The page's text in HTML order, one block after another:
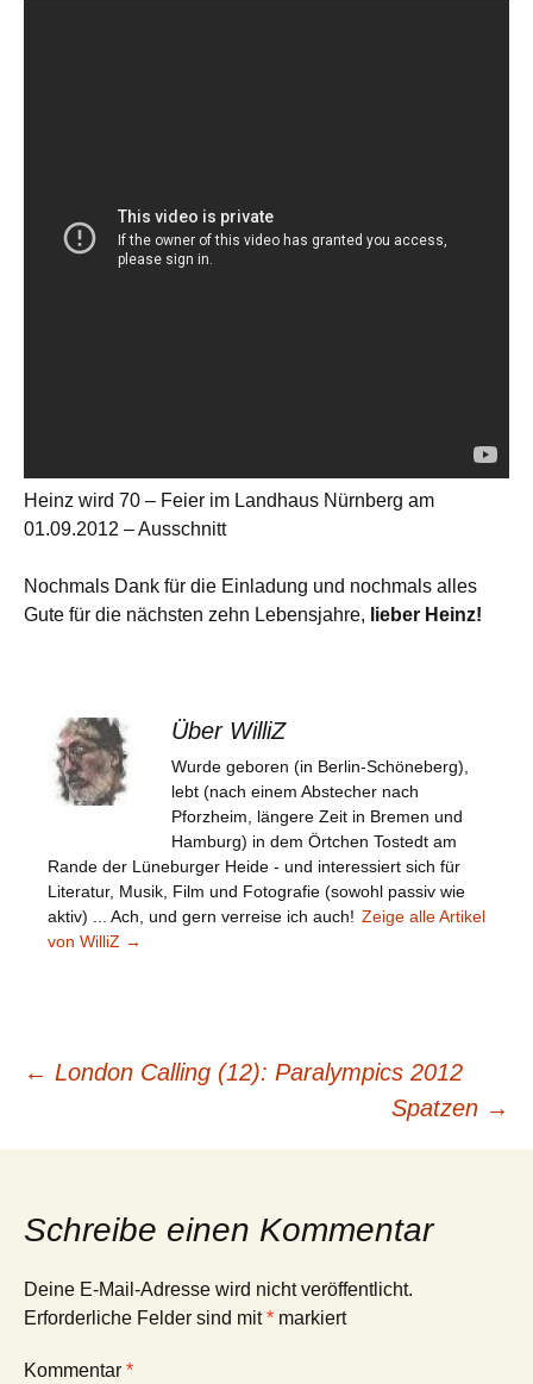
Heinz wird 70 – Feier im Landhaus Nürnberg am
01.09.2012 – Ausschnitt
Nochmals Dank für die Einladung und nochmals alles
Gute für die nächsten zehn Lebensjahre, lieber Heinz!
Über WilliZ
Wurde geboren (in Berlin-Schöneberg),
lebt (nach einem Abstecher nach
Pforzheim, längere Zeit in Bremen und
Hamburg) in dem Örtchen Tostedt am
Rande der Lüneburger Heide - und interessiert sich für
Literatur, Musik, Film und Fotografie (sowohl passiv wie
aktiv) ... Ach, und gern verreise ich auch! Zeige alle Artikel
von WilliZ →
Beitragsnavigation
← London Calling (12): Paralympics 2012
Spatzen →
Schreibe einen Kommentar
Deine E-Mail-Adresse wird nicht veröffentlicht.
Erforderliche Felder sind mit* markiert
Kommentar *